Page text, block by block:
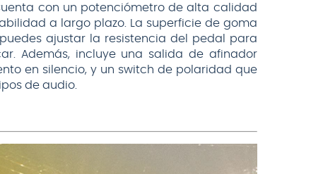
con un potenciómetro de alta calidad
a largo plazo. La superficie de goma
ajustar la resistencia del pedal para
Además, incluye una salida de afinador
en silencio, y un switch de polaridad que
de audio.